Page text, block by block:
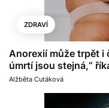
ZDRAVÍ
Anorexií může trpět i
úmrtí jsou stejná,“
Alžběta Cutáková